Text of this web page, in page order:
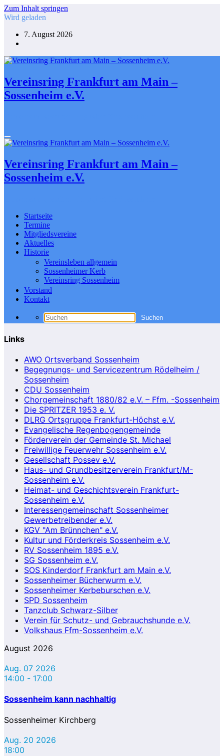
Zum Inhalt springen
Wird geladen
7. August 2026
Vereinsring Frankfurt am Main –
Sossenheim e.V.
Vereinsring Frankfurt am Main –
Sossenheim e.V.
Startseite
Termine
Mitgliedsvereine
Aktuelles
Historie
Vereinsleben allgemein
Sossenheimer Kerb
Vereinsring Sossenheim
Vorstand
Kontakt
Links
AWO Ortsverband Sossenheim
Begegnungs- und Servicezentrum Rödelheim /
Sossenheim
CDU Sossenheim
Chorgemeinschaft 1880/82 e.V. – Ffm. -Sossenheim
Die SPRITZER 1953 e. V.
DLRG Ortsgruppe Frankfurt-Höchst e.V.
Evangelische Regenbogengemeinde
Förderverein der Gemeinde St. Michael
Freiwillige Feuerwehr Sossenheim e.V.
Gesellschaft Possev e.V.
Haus- und Grundbesitzerverein Frankfurt/M-
Sossenheim e.V.
Heimat- und Geschichtsverein Frankfurt-
Sossenheim e.V.
Interessengemeinschaft Sossenheimer
Gewerbetreibender e.V.
KGV "Am Brünnchen" e.V.
Kultur und Förderkreis Sossenheim e.V.
RV Sossenheim 1895 e.V.
SG Sossenheim e.V.
SOS Kinderdorf Frankfurt am Main e.V.
Sossenheimer Bücherwurm e.V.
Sossenheimer Kerbeburschen e.V.
SPD Sossenheim
Tanzclub Schwarz-Silber
Verein für Schutz- und Gebrauchshunde e.V.
Volkshaus Ffm-Sossenheim e.V.
August 2026
Aug. 07 2026
14:00 - 17:00
Sossenheim kann nachhaltig
Sossenheimer Kirchberg
Aug. 20 2026
18:00